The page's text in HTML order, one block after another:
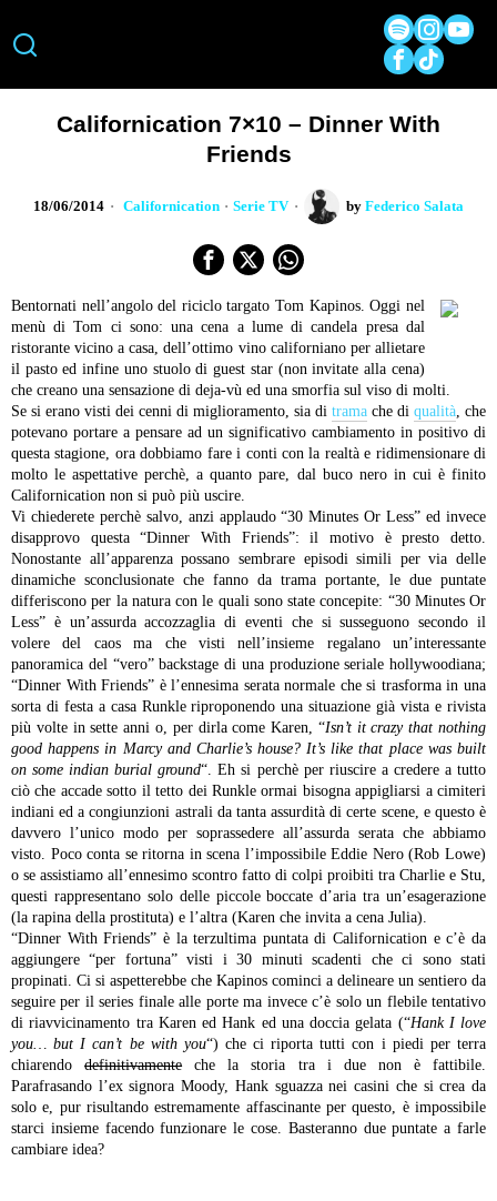
Californication 7×10 – Dinner With
Friends
18/06/2014 Californication · Serie TV by Federico Salata
Bentornati nell’angolo del riciclo targato Tom Kapinos. Oggi nel
menù di Tom ci sono: una cena a lume di candela presa dal
ristorante vicino a casa, dell’ottimo vino californiano per allietare
il pasto ed infine uno stuolo di guest star (non invitate alla cena)
che creano una sensazione di deja-vù ed una smorfia sul viso di molti.
Se si erano visti dei cenni di miglioramento, sia di trama che di qualità, che
potevano portare a pensare ad un significativo cambiamento in positivo di
questa stagione, ora dobbiamo fare i conti con la realtà e ridimensionare di
molto le aspettative perchè, a quanto pare, dal buco nero in cui è finito
Californication non si può più uscire.
Vi chiederete perchè salvo, anzi applaudo “30 Minutes Or Less” ed invece
disapprovo questa “Dinner With Friends”: il motivo è presto detto.
Nonostante all’apparenza possano sembrare episodi simili per via delle
dinamiche sconclusionate che fanno da trama portante, le due puntate
differiscono per la natura con le quali sono state concepite: “30 Minutes Or
Less” è un’assurda accozzaglia di eventi che si susseguono secondo il
volere del caos ma che visti nell’insieme regalano un’interessante
panoramica del “vero” backstage di una produzione seriale hollywoodiana;
“Dinner With Friends” è l’ennesima serata normale che si trasforma in una
sorta di festa a casa Runkle riproponendo una situazione già vista e rivista
più volte in sette anni o, per dirla come Karen, “Isn’t it crazy that nothing
good happens in Marcy and Charlie’s house? It’s like that place was built
on some indian burial ground“. Eh si perchè per riuscire a credere a tutto
ciò che accade sotto il tetto dei Runkle ormai bisogna appigliarsi a cimiteri
indiani ed a congiunzioni astrali da tanta assurdità di certe scene, e questo è
davvero l’unico modo per soprassedere all’assurda serata che abbiamo
visto. Poco conta se ritorna in scena l’impossibile Eddie Nero (Rob Lowe)
o se assistiamo all’ennesimo scontro fatto di colpi proibiti tra Charlie e Stu,
questi rappresentano solo delle piccole boccate d’aria tra un’esagerazione
(la rapina della prostituta) e l’altra (Karen che invita a cena Julia).
“Dinner With Friends” è la terzultima puntata di Californication e c’è da
aggiungere “per fortuna” visti i 30 minuti scadenti che ci sono stati
propinati. Ci si aspetterebbe che Kapinos cominci a delineare un sentiero da
seguire per il series finale alle porte ma invece c’è solo un flebile tentativo
di riavvicinamento tra Karen ed Hank ed una doccia gelata (“Hank I love
you… but I can’t be with you“) che ci riporta tutti con i piedi per terra
chiarendodefinitivamenteche la storia tra i due non è fattibile.
Parafrasando l’ex signora Moody, Hank sguazza nei casini che si crea da
solo e, pur risultando estremamente affascinante per questo, è impossibile
starci insieme facendo funzionare le cose. Basteranno due puntate a farle
cambiare idea?